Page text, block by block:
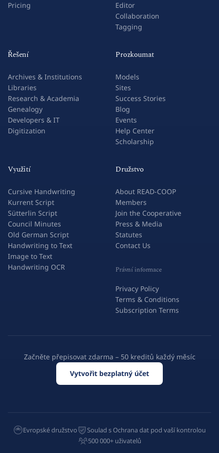
Pricing
Editor
Collaboration
Tagging
Řešení
Archives & Institutions
Libraries
Research & Academia
Genealogy
Developers & IT
Digitization
Prozkoumat
Models
Sites
Success Stories
Blog
Events
Help Center
Scholarship
Využití
Cursive Handwriting
Kurrent Script
Sütterlin Script
Council Minutes
Old German Script
Handwriting to Text
Image to Text
Handwriting OCR
Družstvo
About READ-COOP
Members
Join the Cooperative
Press & Media
Statutes
Contact Us
Právní informace
Privacy Policy
Terms & Conditions
Subscription Terms
Začněte přepisovat zdarma – 50 kreditů každý měsíc
Vytvořit bezplatný účet
Evropské družstvo
Soulad s Ochrana dat pod vaší kontrolou
500 000+ uživatelů